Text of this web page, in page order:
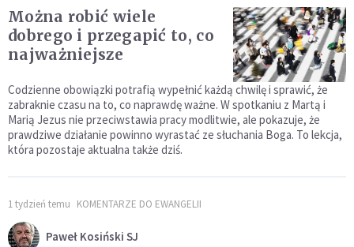
Można robić wiele
dobrego i przegapić to, co
najważniejsze
Codzienne obowiązki potrafią wypełnić każdą chwilę i sprawić, że
zabraknie czasu na to, co naprawdę ważne. W spotkaniu z Martą i
Marią Jezus nie przeciwstawia pracy modlitwie, ale pokazuje, że
prawdziwe działanie powinno wyrastać ze słuchania Boga. To lekcja,
która pozostaje aktualna także dziś.
1 tydzień temu KOMENTARZE DO EWANGELII
Paweł Kosiński SJ